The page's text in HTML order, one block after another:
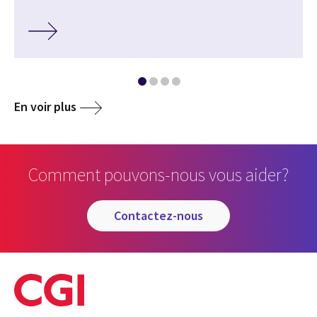
En voir plus
Comment pouvons-nous vous aider?
contactez-nous